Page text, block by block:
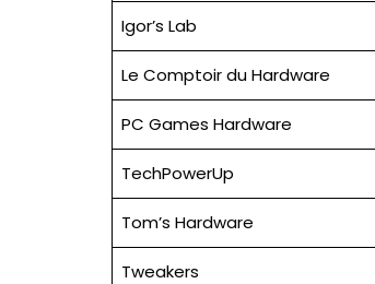
Igor’s Lab
Le Comptoir du Hardware
PC Games Hardware
TechPowerUp
Tom’s Hardware
Tweakers